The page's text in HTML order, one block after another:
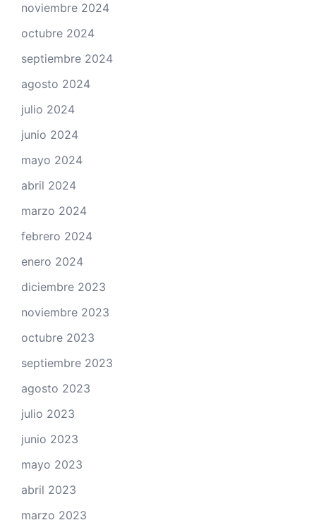
noviembre 2024
octubre 2024
septiembre 2024
agosto 2024
julio 2024
junio 2024
mayo 2024
abril 2024
marzo 2024
febrero 2024
enero 2024
diciembre 2023
noviembre 2023
octubre 2023
septiembre 2023
agosto 2023
julio 2023
junio 2023
mayo 2023
abril 2023
marzo 2023